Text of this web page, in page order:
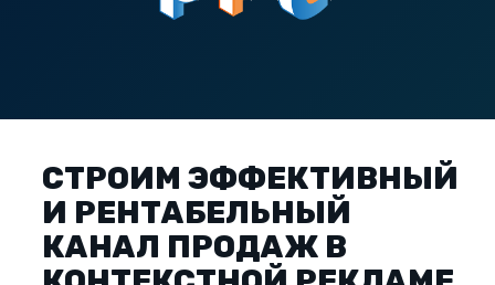
СТРОИМ ЭФФЕКТИВНЫЙ
И РЕНТАБЕЛЬНЫЙ
КАНАЛ ПРОДАЖ В